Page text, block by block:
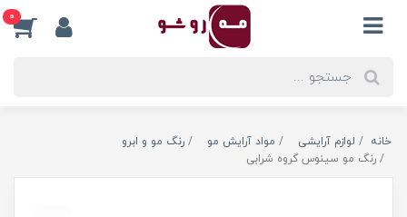
0
خانه لوازم آرایشی مواد آرایش مو
رنگ مو و ابرو
رنگ مو سینوس گروه شرابی